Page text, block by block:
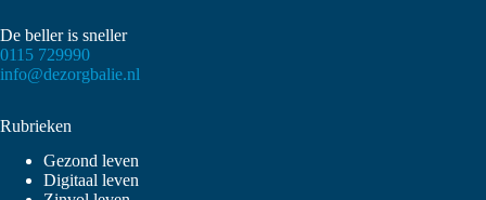
De beller is sneller
0115 729990
info@dezorgbalie.nl
Rubrieken
Gezond leven
Digitaal leven